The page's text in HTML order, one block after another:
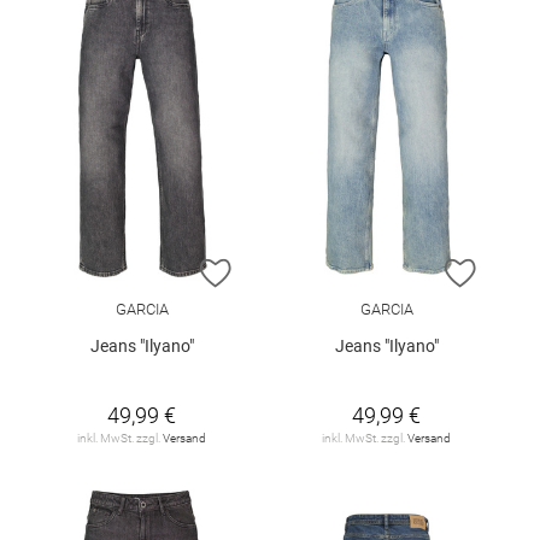
ZUR WUNSCHLISTE HINZUFÜGEN
GARCIA
Jeans "Ilyano"
49,99 €
inkl. MwSt. zzgl.Versand
ZUR
GARCIA
Jeans "Ilyano"
49,99 €
inkl. MwSt. zzgl.Versand